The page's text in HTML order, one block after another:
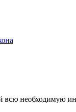
всю необходимую